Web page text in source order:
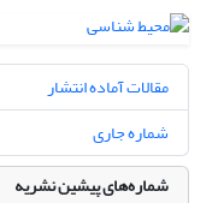
مقالات آماده انتشار
شماره جاری
شماره‌های پیشین نشریه